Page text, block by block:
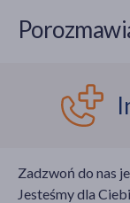
Zadzwoń do nas
Jesteśmy dla